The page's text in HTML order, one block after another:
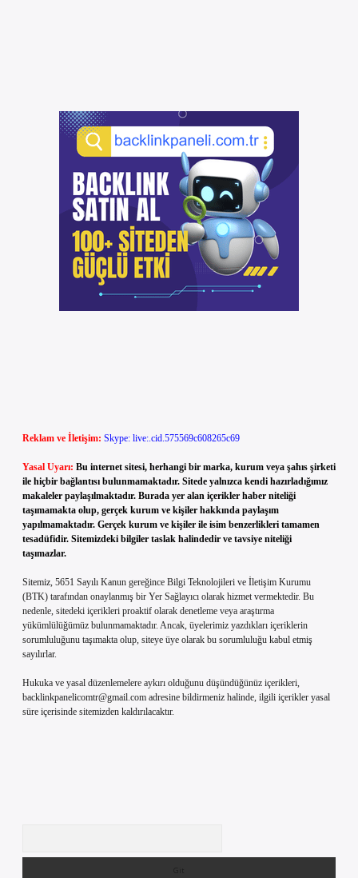
Reklam ve İletişim: Skype: live:.cid.575569c608265c69
Yasal Uyarı: Bu internet sitesi, herhangi bir marka, kurum veya şahıs şirketi
ile hiçbir bağlantısı bulunmamaktadır. Sitede yalnızca kendi hazırladığımız
makaleler paylaşılmaktadır. Burada yer alan içerikler haber niteliği
taşımamakta olup, gerçek kurum ve kişiler hakkında paylaşım
yapılmamaktadır. Gerçek kurum ve kişiler ile isim benzerlikleri tamamen
tesadüfidir. Sitemizdeki bilgiler taslak halindedir ve tavsiye niteliği
taşımazlar.
Sitemiz, 5651 Sayılı Kanun gereğince Bilgi Teknolojileri ve İletişim Kurumu
(BTK) tarafından onaylanmış bir Yer Sağlayıcı olarak hizmet vermektedir. Bu
nedenle, sitedeki içerikleri proaktif olarak denetleme veya araştırma
yükümlülüğümüz bulunmamaktadır. Ancak, üyelerimiz yazdıkları içeriklerin
sorumluluğunu taşımakta olup, siteye üye olarak bu sorumluluğu kabul etmiş
sayılırlar.
Hukuka ve yasal düzenlemelere aykırı olduğunu düşündüğünüz içerikleri,
backlinkpanelicomtr@gmail.com adresine bildirmeniz halinde, ilgili içerikler yasal
süre içerisinde sitemizden kaldırılacaktır.